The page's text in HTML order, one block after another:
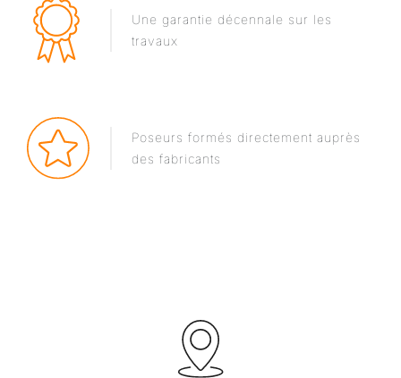
Poseurs formés directement auprès
des fabricants
Une garantie décennale sur les
travaux